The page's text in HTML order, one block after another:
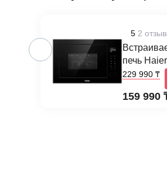
5 2
печь
159 990
229 990 ₸